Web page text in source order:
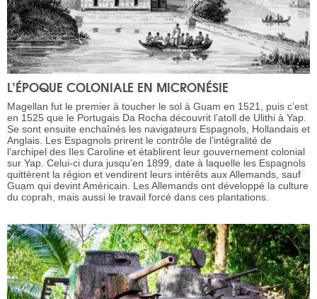
L’ÉPOQUE COLONIALE EN MICRONÉSIE
Magellan fut le premier à toucher le sol à Guam en 1521, puis c’est
en 1525 que le Portugais Da Rocha découvrit l’atoll de Ulithi à Yap.
Se sont ensuite enchaînés les navigateurs Espagnols, Hollandais et
Anglais. Les Espagnols prirent le contrôle de l’intégralité de
l’archipel des Iles Caroline et établirent leur gouvernement colonial
sur Yap. Celui-ci dura jusqu’en 1899, date à laquelle les Espagnols
quittèrent la région et vendirent leurs intérêts aux Allemands, sauf
Guam qui devint Américain. Les Allemands ont développé la culture
du coprah, mais aussi le travail forcé dans ces plantations.